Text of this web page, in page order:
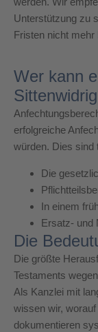
Unterstützung zu
Fristen nicht mehr
Wer kann
erfolgreiche
würden. Dies sind
Die
In einem
Ersatz- und
Die
Die größte
Testaments
Als Kanzlei mit
wissen wir,
dokumentieren